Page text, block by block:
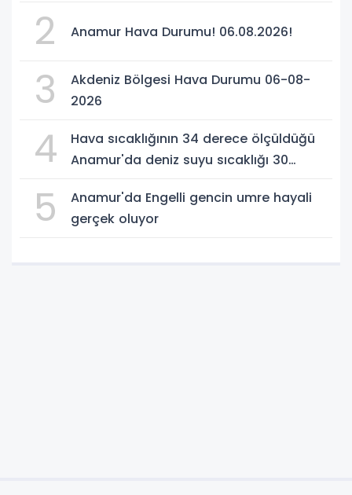
2 Anamur Hava Durumu! 06.08.2026!
3
Akdeniz Bölgesi Hava Durumu 06-08-
2026
4
Hava sıcaklığının 34 derece ölçüldüğü
Anamur'da deniz suyu sıcaklığı 30
5
Anamur'da Engelli gencin umre hayali
gerçek oluyor